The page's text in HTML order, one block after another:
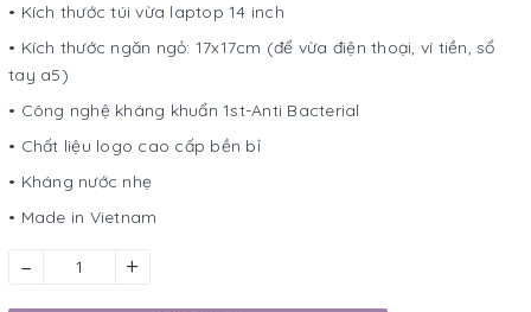
• Kích thước túi vừa laptop 14 inch
• Kích thước ngăn ngỏ: 17x17cm (để vừa điện thoại, ví tiền, sổ
tay a5)
• Công nghệ kháng khuẩn 1st-Anti Bacterial
• Chất liệu logo cao cấp bền bỉ
• Kháng nước nhẹ
• Made in Vietnam
– +